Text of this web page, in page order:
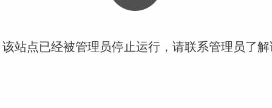
站点已经被管理员停止运行，请联系管理员了